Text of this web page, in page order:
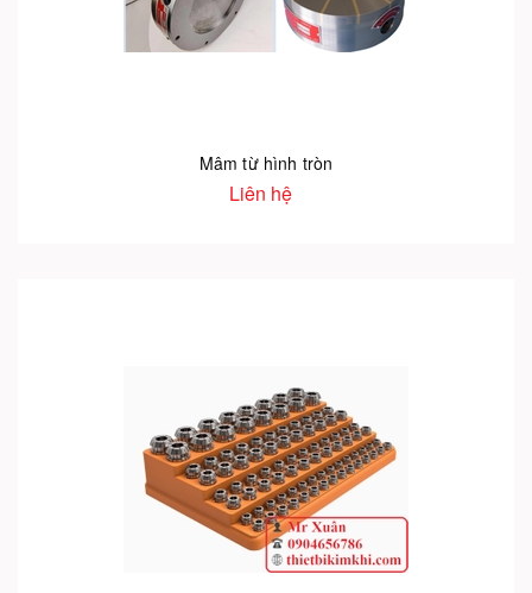
Mâm từ hình tròn
Liên hệ